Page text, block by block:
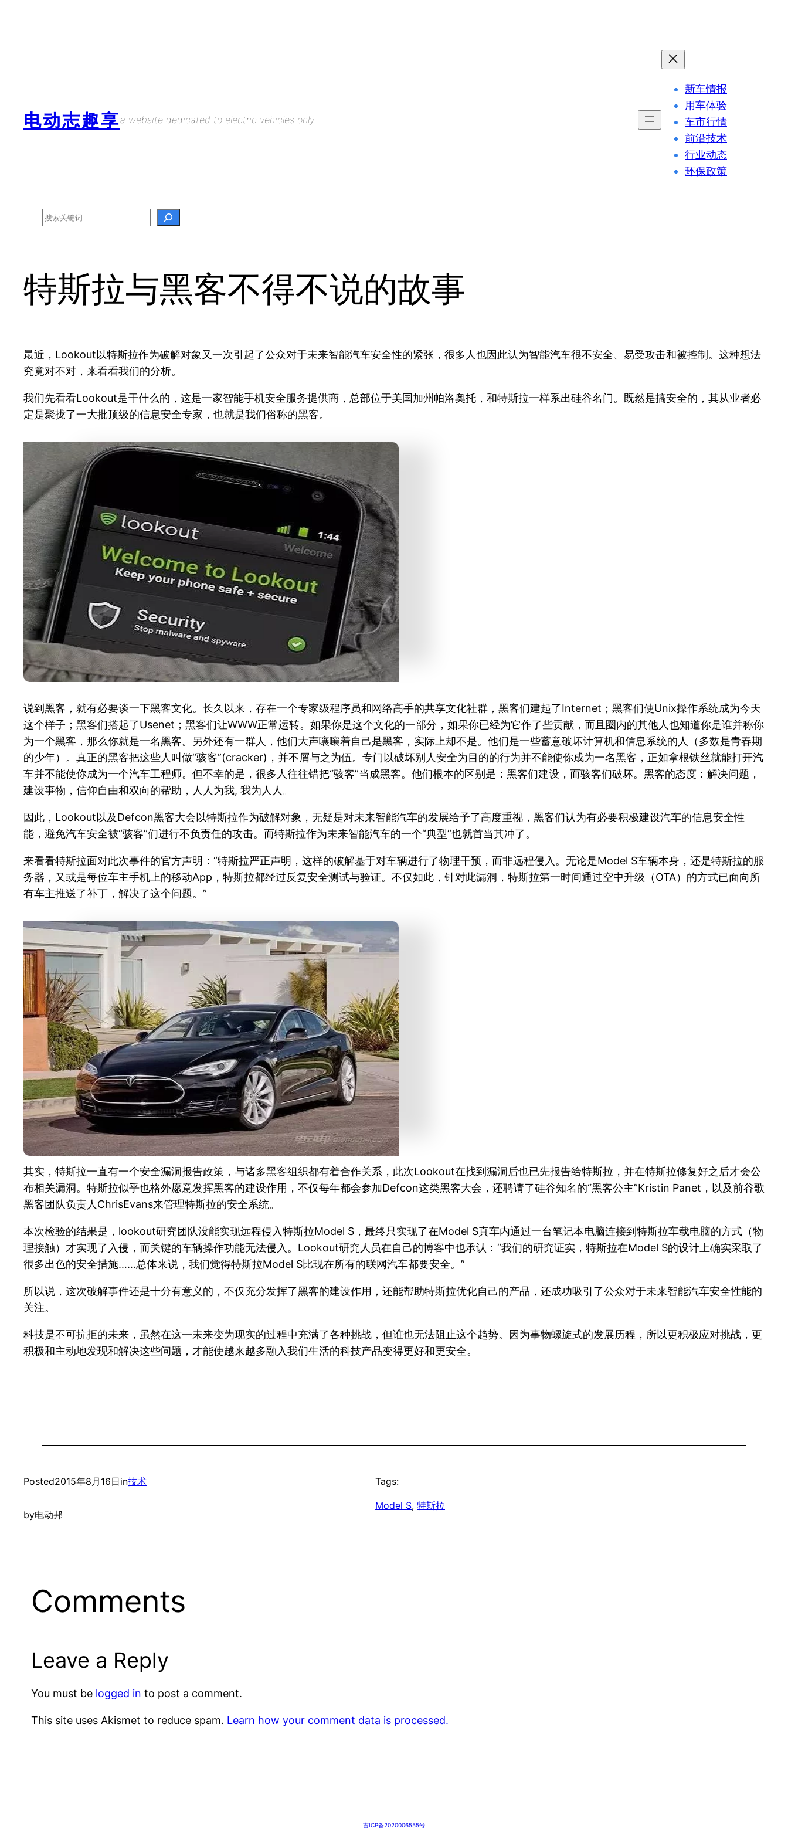
电动志趣享a website dedicated to electric vehicles only.
新车情报
用车体验
车市行情
前沿技术
行业动态
环保政策
Search
特斯拉与黑客不得不说的故事
最近，Lookout以特斯拉作为破解对象又一次引起了公众对于未来智能汽车安全性的紧张，很多人也因此认为智能汽车很不安全、易受攻击和被控制。这种想法
究竟对不对，来看看我们的分析。
我们先看看Lookout是干什么的，这是一家智能手机安全服务提供商，总部位于美国加州帕洛奥托，和特斯拉一样系出硅谷名门。既然是搞安全的，其从业者必
定是聚拢了一大批顶级的信息安全专家，也就是我们俗称的黑客。
说到黑客，就有必要谈一下黑客文化。长久以来，存在一个专家级程序员和网络高手的共享文化社群，黑客们建起了Internet；黑客们使Unix操作系统成为今天
这个样子；黑客们搭起了Usenet；黑客们让WWW正常运转。如果你是这个文化的一部分，如果你已经为它作了些贡献，而且圈内的其他人也知道你是谁并称你
为一个黑客，那么你就是一名黑客。另外还有一群人，他们大声嚷嚷着自己是黑客，实际上却不是。他们是一些蓄意破坏计算机和信息系统的人（多数是青春期
的少年）。真正的黑客把这些人叫做“骇客”(cracker)，并不屑与之为伍。专门以破坏别人安全为目的的行为并不能使你成为一名黑客，正如拿根铁丝就能打开汽
车并不能使你成为一个汽车工程师。但不幸的是，很多人往往错把“骇客”当成黑客。他们根本的区别是：黑客们建设，而骇客们破坏。黑客的态度：解决问题，
建设事物，信仰自由和双向的帮助，人人为我, 我为人人。
因此，Lookout以及Defcon黑客大会以特斯拉作为破解对象，无疑是对未来智能汽车的发展给予了高度重视，黑客们认为有必要积极建设汽车的信息安全性
能，避免汽车安全被“骇客”们进行不负责任的攻击。而特斯拉作为未来智能汽车的一个“典型”也就首当其冲了。
来看看特斯拉面对此次事件的官方声明：“特斯拉严正声明，这样的破解基于对车辆进行了物理干预，而非远程侵入。无论是Model S车辆本身，还是特斯拉的服
务器，又或是每位车主手机上的移动App，特斯拉都经过反复安全测试与验证。不仅如此，针对此漏洞，特斯拉第一时间通过空中升级（OTA）的方式已面向所
有车主推送了补丁，解决了这个问题。”
其实，特斯拉一直有一个安全漏洞报告政策，与诸多黑客组织都有着合作关系，此次Lookout在找到漏洞后也已先报告给特斯拉，并在特斯拉修复好之后才会公
布相关漏洞。特斯拉似乎也格外愿意发挥黑客的建设作用，不仅每年都会参加Defcon这类黑客大会，还聘请了硅谷知名的“黑客公主”Kristin Panet，以及前谷歌
黑客团队负责人ChrisEvans来管理特斯拉的安全系统。
本次检验的结果是，lookout研究团队没能实现远程侵入特斯拉Model S，最终只实现了在Model S真车内通过一台笔记本电脑连接到特斯拉车载电脑的方式（物
理接触）才实现了入侵，而关键的车辆操作功能无法侵入。Lookout研究人员在自己的博客中也承认：“我们的研究证实，特斯拉在Model S的设计上确实采取了
很多出色的安全措施……总体来说，我们觉得特斯拉Model S比现在所有的联网汽车都要安全。”
所以说，这次破解事件还是十分有意义的，不仅充分发挥了黑客的建设作用，还能帮助特斯拉优化自己的产品，还成功吸引了公众对于未来智能汽车安全性能的
关注。
科技是不可抗拒的未来，虽然在这一未来变为现实的过程中充满了各种挑战，但谁也无法阻止这个趋势。因为事物螺旋式的发展历程，所以更积极应对挑战，更
积极和主动地发现和解决这些问题，才能使越来越多融入我们生活的科技产品变得更好和更安全。
Posted2015年8月16日in技术
by电动邦
Tags:
Model S, 特斯拉
Comments
Leave a Reply
You must be logged in to post a comment.
This site uses Akismet to reduce spam. Learn how your comment data is processed.
吉ICP备2020006555号